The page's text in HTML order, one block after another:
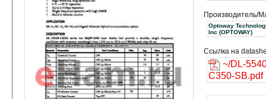
Производитель/
Optoway
Inc (OPTOWAY)
Ссылка на
~/DL-
C350-SB.pdf